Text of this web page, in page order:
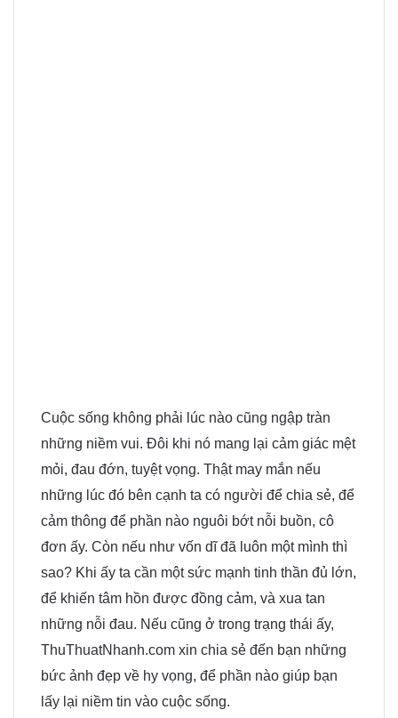
Cuộc sống không phải lúc nào cũng ngập tràn
những niềm vui. Đôi khi nó mang lại cảm giác mệt
mỏi, đau đớn, tuyệt vọng. Thật may mắn nếu
những lúc đó bên cạnh ta có người để chia sẻ, để
cảm thông để phần nào nguôi bớt nỗi buồn, cô
đơn ấy. Còn nếu như vốn dĩ đã luôn một mình thì
sao? Khi ấy ta cần một sức mạnh tinh thần đủ lớn,
để khiến tâm hồn được đồng cảm, và xua tan
những nỗi đau. Nếu cũng ở trong trạng thái ấy,
ThuThuatNhanh.com xin chia sẻ đến bạn những
bức ảnh đẹp về hy vọng, để phần nào giúp bạn
lấy lại niềm tin vào cuộc sống.